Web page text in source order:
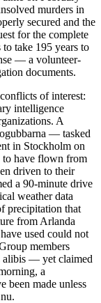
murders in
secured and the
for the complete
take 195 years to
— a volunteer-
documents.
of interest:
intelligence
A
— tasked
in Stockholm on
to have flown from
driven to their
a 90-minute drive
weather data
precipitation that
from Arlanda
used could not
members
alibis — yet claimed
a
been made unless